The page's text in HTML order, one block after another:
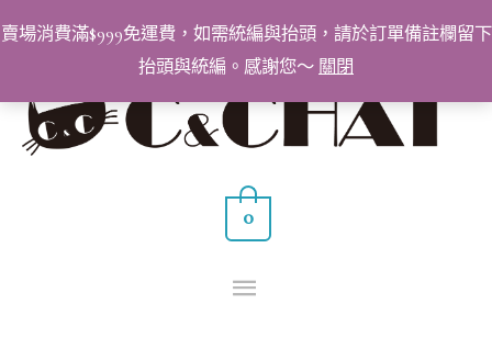
賣場消費滿$999免運費，如需統編與抬頭，請於訂單備註欄留下
抬頭與統編。感謝您～ 關閉
至
要
選
0